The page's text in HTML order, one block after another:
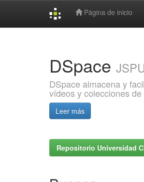
Página de inicio
DSpace
DSpace almacena y
vídeos y colecciones de
Leer más
Repositorio Universidad